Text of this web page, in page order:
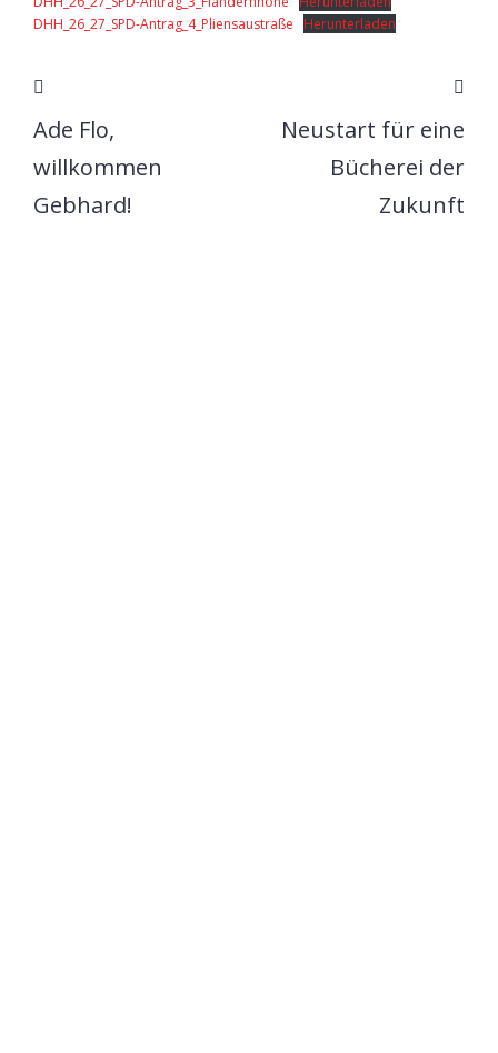
DHH_26_27_SPD-Antrag_4_Pliensaustraße
Herunterladen
Ade Flo,
willkommen
Gebhard!
Neustart für eine
Bücherei der
Zukunft